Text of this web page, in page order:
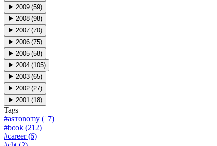
▶ 2009 (59)
▶ 2008 (98)
▶ 2007 (70)
▶ 2006 (75)
▶ 2005 (58)
▶ 2004 (105)
▶ 2003 (65)
▶ 2002 (27)
▶ 2001 (18)
Tags
#astronomy (17)
#book (212)
#career(6)